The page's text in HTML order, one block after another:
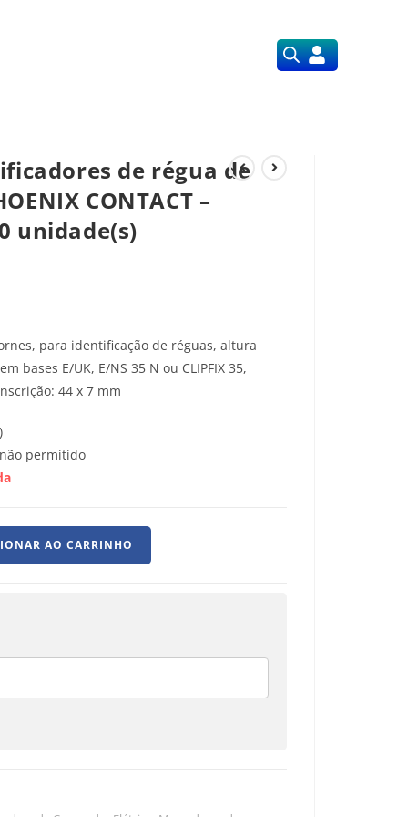
de régua de
CONTACT –
unidade(s)
para identificação de réguas, altura
bases E/UK, E/NS 35 N ou CLIPFIX 35,
44 x 7 mm
permitido
AO CARRINHO